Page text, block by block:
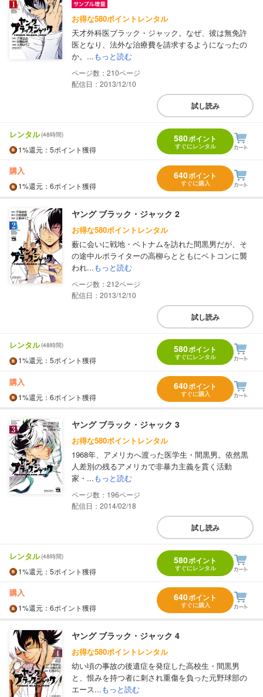
お得な580ポイントレンタル
天才外科医ブラック・ジャック。なぜ、彼は無免許
医となり、法外な治療費を請求するようになったの
か。...もっと読む
210
配信日：2013/12/10
試し読み
レンタル(48時間)
1%還元 ：5ポイント獲得
580ポイント
すぐにレンタル
購入
1%還元 ：6ポイント獲得
640ポイント
すぐに購入
ヤング ブラック・ジャック 2
お得な580ポイントレンタル
薮に会いに戦地・ベトナムを訪れた間黒男だが、そ
の途中ルポライターの高柳らとともにベトコンに襲
われ...もっと読む
212
配信日：2013/12/10
試し読み
レンタル(48時間)
1%還元 ：5ポイント獲得
580ポイント
すぐにレンタル
購入
1%還元 ：6ポイント獲得
640ポイント
すぐに購入
ヤング ブラック・ジャック 3
お得な580ポイントレンタル
1968年、アメリカへ渡った医学生・間黒男。依然黒
人差別の残るアメリカで非暴力主義を貫く活動
家・...もっと読む
196
配信日：2014/02/18
試し読み
レンタル(48時間)
1%還元 ：5ポイント獲得
580ポイント
すぐにレンタル
購入
1%還元 ：6ポイント獲得
640ポイント
すぐに購入
ヤング ブラック・ジャック 4
お得な580ポイントレンタル
幼い頃の事故の後遺症を発症した高校生・間黒男
と、恨みを持つ者に刺され重傷を負った元野球部の
エース...もっと読む